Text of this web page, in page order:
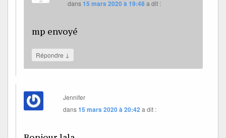
dans15 mars 2020 à 19:48a dit :
mp envoyé
Répondre ↓
Jennifer
dans15 mars 2020 à 20:42a dit :